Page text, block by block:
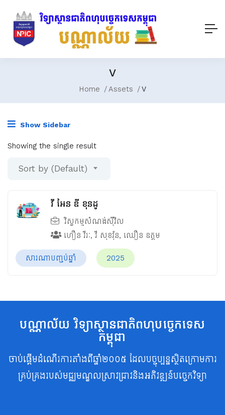
V
Home Assets V
Show Sidebar
Showing the single result
Sort by (Default)
វី​ អែន​ ឌី​ ខុនដូ
វិស្វកម្មសំណង់ស៊ីវិល
​​ហឿន​ វីរៈ,​វី​​ សុខវ៉ុន, ​ឈឿន​ ឧត្តម
សារណាបញ្ចប់ឆ្នាំ 2025
បណ្ណាល័យ វិទ្យាស្ថានជាតិពហុបច្ចេកទេស
កម្ពុជា
ចាប់ផ្តើមដំណើរការតាំងពីឆ្នាំ២០០៥ ដែលបច្ចុប្បន្នស្ថិតក្រោមការ
គ្រប់គ្រងរបស់មជ្ឈមណ្ឌលស្រាវជ្រាវនិងអភិវឌ្ឍន៍បច្ចេកវិទ្យា